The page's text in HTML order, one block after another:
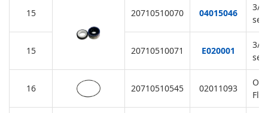
15 20710510070 04015046
3/
seal
15 20710510071 E020001
3/
16 20710510545 02011093
O-